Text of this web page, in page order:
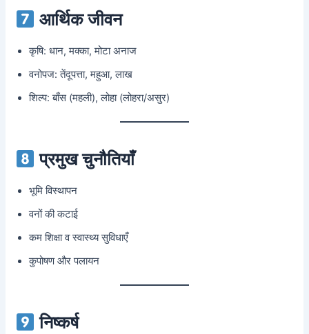
आर्थिक जीवन
कृषि: धान, मक्का, मोटा अनाज
वनोपज: तेंदूपत्ता, महुआ, लाख
शिल्प: बाँस (महली), लोहा (लोहरा/असुर)
प्रमुख चुनौतियाँ
भूमि विस्थापन
वनों की कटाई
कम शिक्षा व स्वास्थ्य सुविधाएँ
कुपोषण और पलायन
निष्कर्ष